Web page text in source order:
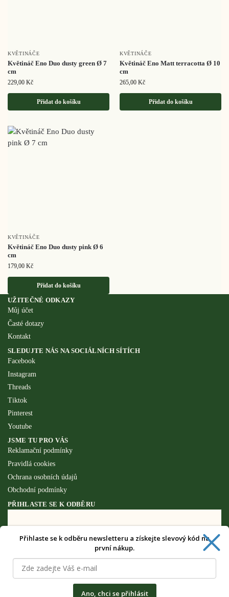
KVĚTINÁČE
Květináč Eno Duo dusty green Ø 7
cm
229,00 Kč
Přidat do košíku
KVĚTINÁČE
Květináč Eno Matt terracotta Ø 10
cm
265,00 Kč
Přidat do košíku
KVĚTINÁČE
Květináč Eno Duo dusty pink Ø 6
cm
179,00 Kč
Přidat do košíku
UŽITEČNÉ ODKAZY
Můj účet
Časté dotazy
Kontakt
SLEDUJTE NÁS NA SOCIÁLNÍCH SÍTÍCH
Facebook
Instagram
Threads
Tiktok
Pinterest
Youtube
JSME TU PRO VÁS
Reklamační podmínky
Pravidlá cookies
Ochrana osobních údajů
Obchodní podmínky
PŘIHLASTE SE K ODBĚRU
Získejte speciální výhody pouze pro
odběratele newsletteru.
Přihlaste se k odběru newsletteru a získejte slevový kód na
první nákup.
Ano, chci se přihlásit